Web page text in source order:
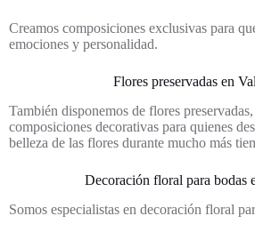
Creamos composiciones exclusivas para
emociones y personalidad.
Flores preservadas en
También disponemos de flores
composiciones decorativas para quienes
belleza de las flores durante mucho más
Decoración floral para bodas
Somos especialistas en decoración floral